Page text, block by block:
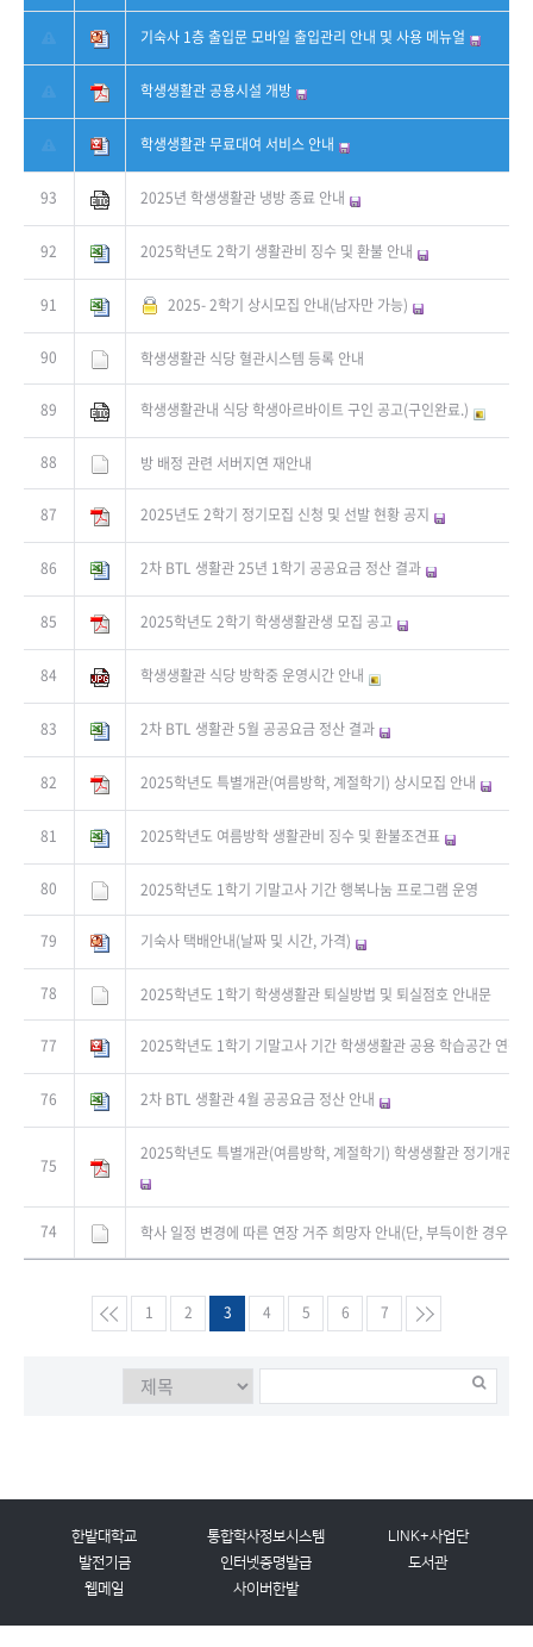
기숙사 1층 출입문 모바일 출입관리 안내 및 사용 메뉴얼
학생생활관 공용시설 개방
학생생활관 무료대여 서비스 안내
93 2025년 학생생활관 냉방 종료 안내
92 2025학년도 2학기 생활관비 징수 및 환불 안내
91 2025- 2학기 상시모집 안내(남자만 가능)
90 학생생활관 식당 혈관시스템 등록 안내
89 학생생활관내 식당 학생아르바이트 구인 공고(구인완료.)
88 방 배정 관련 서버지연 재안내
87 2025년도 2학기 정기모집 신청 및 선발 현황 공지
86 2차 BTL 생활관 25년 1학기 공공요금 정산 결과
85 2025학년도 2학기 학생생활관생 모집 공고
84 학생생활관 식당 방학중 운영시간 안내
83 2차 BTL 생활관 5월 공공요금 정산 결과
82 2025학년도 특별개관(여름방학, 계절학기) 상시모집 안내
81 2025학년도 여름방학 생활관비 징수 및 환불조견표
80 2025학년도 1학기 기말고사 기간 행복나눔 프로그램 운영
79 기숙사 택배안내(날짜 및 시간, 가격)
78 2025학년도 1학기 학생생활관 퇴실방법 및 퇴실점호 안내문
77 2025학년도 1학기 기말고사 기간 학생생활관 공용 학습공간 연장
76 2차 BTL 생활관 4월 공공요금 정산 안내
75
2025학년도 특별개관(여름방학, 계절학기) 학생생활관 정기개관
74 학사 일정 변경에 따른 연장 거주 희망자 안내(단, 부득이한 경우만
1 2 3 4 5 6 7
한밭대학교 통합학사정보시스템
LINK+사업단
발전기금
인터넷증명발급
도서관
웹메일
사이버한밭